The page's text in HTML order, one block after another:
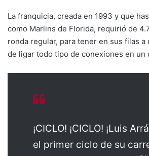
La franquicia, creada en 1993 y que
como Marlins de Florida, requirió de
ronda regular, para tener en sus filas a
de ligar todo tipo de conexiones en un
¡CICLO! ¡CICLO! ¡Luis
el primer ciclo de su